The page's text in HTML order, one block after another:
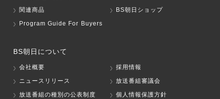
関連商品
BS朝日ショップ
Program Guide For Buyers
BS朝日について
会社概要
採用情報
ニュースリリース
放送番組審議会
放送番組の種別の公表制度
個人情報保護方針